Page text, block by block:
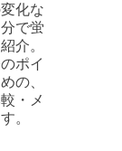
化な
で蛍
介。
ポイ
の、
・メ
。